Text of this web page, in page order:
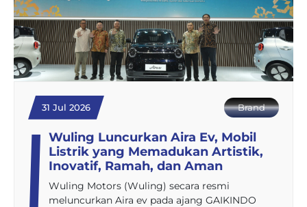
31 Jul 2026 Brand
Wuling Luncurkan Aira Ev, Mobil
Listrik yang Memadukan Artistik,
Inovatif, Ramah, dan Aman
Wuling Motors (Wuling) secara resmi
meluncurkan Aira ev pada ajang GAIKINDO